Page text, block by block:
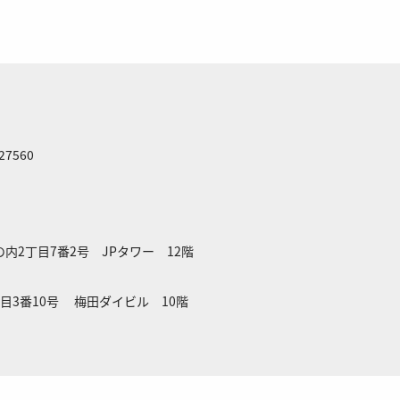
内2丁目7番2号 JPタワー 12階
3番10号 梅田ダイビル 10階